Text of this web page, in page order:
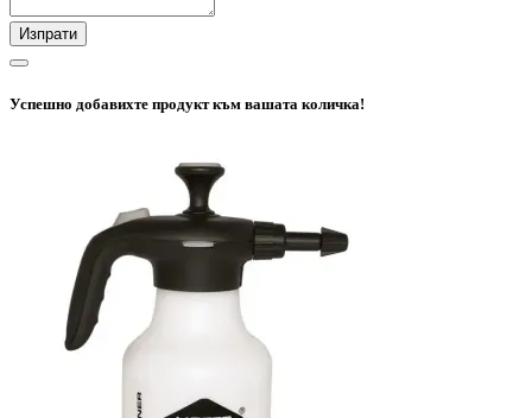
Изпрати
Успешно добавихте продукт към вашата количка!